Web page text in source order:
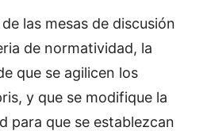
las mesas de discusión
de normatividad, la
que se agilicen los
y que se modifique la
para que se establezcan